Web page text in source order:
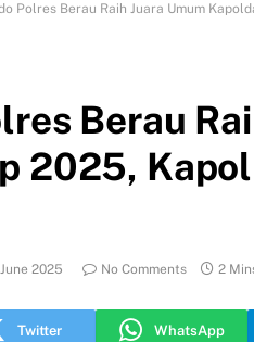
Polres Berau Raih Juara Umum
Berau
2025,
2025 No Comments 2
Twitter WhatsApp